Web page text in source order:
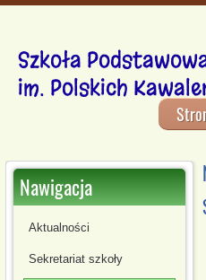
Szkoła
im. Polskich
Nawigacja
Aktualności
Sekretariat szkoły